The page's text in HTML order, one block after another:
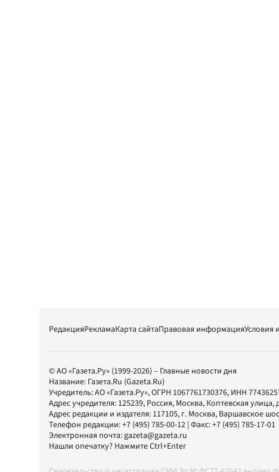
РедакцияРекламаКарта сайтаПравовая информацияУсловия
© АО «Газета.Ру» (1999-2026) – Главные новости дня
Название: Газета.Ru (Gazeta.Ru)
Учредитель:АО «Газета.Ру», ОГРН 1067761730376, ИНН
Адрес учредителя: 125239, Россия, Москва, Коптевская улица,
Адрес редакции и издателя: 117105, г. Москва, Варшавское
Телефон редакции:+7 (495) 785-00-12 | Факс:+7 (495) 785-17-01
Электронная почта:gazeta@gazeta.ru
Нашли опечатку? Нажмите Ctrl+Enter